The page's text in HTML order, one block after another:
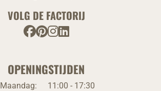
VOLG DE FACTORIJ
OPENINGSTIJDEN
Maandag:
11:00 - 17:30